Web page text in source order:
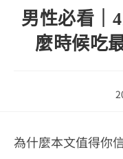
男性必看｜
麼時候吃
為什麼本文值得你